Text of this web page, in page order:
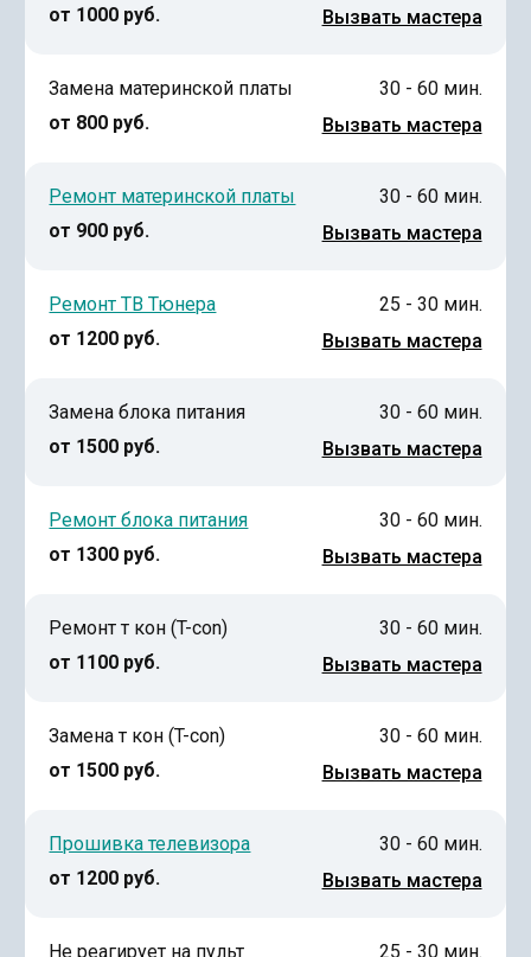
от 1000 руб. Вызвать мастера
Замена материнской платы
от 800 руб.
30 - 60 мин.
Вызвать мастера
Ремонт материнской платы
от 900 руб.
30 - 60 мин.
Вызвать мастера
Ремонт ТВ Тюнера
от 1200 руб.
25 - 30 мин.
Вызвать мастера
Замена блока питания
от 1500 руб.
30 - 60 мин.
Вызвать мастера
Ремонт блока питания
от 1300 руб.
30 - 60 мин.
Вызвать мастера
Ремонт т кон (T-con)
от 1100 руб.
30 - 60 мин.
Вызвать мастера
Замена т кон (T-con)
от 1500 руб.
30 - 60 мин.
Вызвать мастера
Прошивка телевизора
от 1200 руб.
30 - 60 мин.
Вызвать мастера
Не реагирует на пульт
25 - 30 мин.